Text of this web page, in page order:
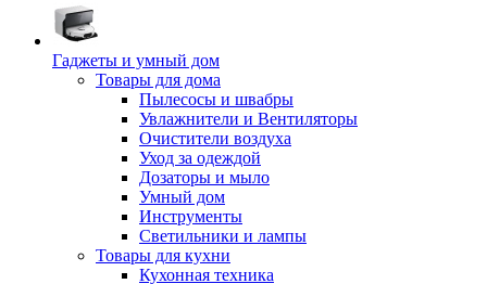
Гаджеты и умный дом
Товары для дома
Пылесосы и швабры
Увлажнители и Вентиляторы
Очистители воздуха
Уход за одеждой
Дозаторы и мыло
Умный дом
Инструменты
Светильники и лампы
Товары для кухни
Кухонная техника